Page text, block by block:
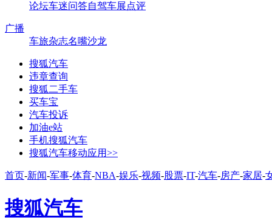
论坛车迷问答自驾车展点评
广播
车旅杂志名嘴沙龙
搜狐汽车
违章查询
搜狐二手车
买车宝
汽车投诉
加油e站
手机搜狐汽车
搜狐汽车移动应用>>
首页-新闻-军事-体育-NBA-娱乐-视频-股票-IT-汽车-房产-家居-
搜狐汽车